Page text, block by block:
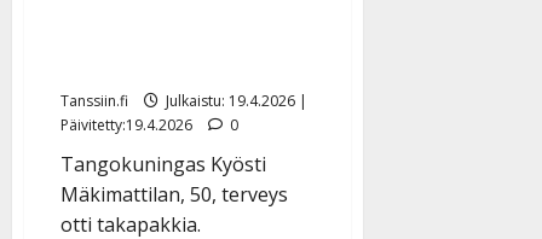
Tanssiin.fi
Julkaistu: 19.4.2026 |
Päivitetty:19.4.2026
0
Tangokuningas Kyösti
Mäkimattilan, 50, terveys
otti takapakkia.